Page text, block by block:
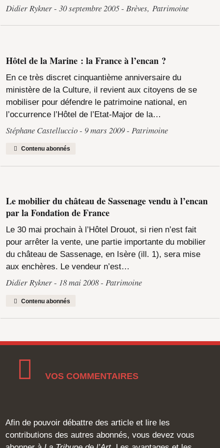
Didier Rykner 30 septembre 2005 Brèves,Patrimoine
Hôtel de la Marine : la France à l’encan ?
En ce très discret cinquantième anniversaire du
ministère de la Culture, il revient aux citoyens de se
mobiliser pour défendre le patrimoine national, en
l’occurrence l’Hôtel de l’Etat-Major de la…
Stéphane Castelluccio 9 mars 2009 Patrimoine
Contenu abonnés
Le mobilier du château de Sassenage vendu à l’encan
par la Fondation de France
Le 30 mai prochain à l’Hôtel Drouot, si rien n’est fait
pour arrêter la vente, une partie importante du mobilier
du château de Sassenage, en Isère (ill. 1), sera mise
aux enchères. Le vendeur n’est…
Didier Rykner 18 mai 2008 Patrimoine
Contenu abonnés
VOS COMMENTAIRES
Afin de pouvoir débattre des article et lire les
contributions des autres abonnés, vous devez vous